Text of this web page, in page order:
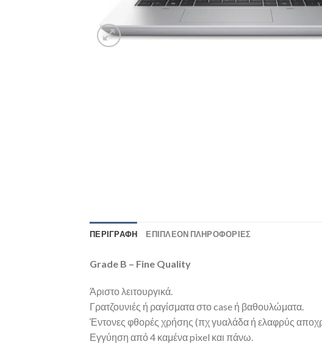
ΠΕΡΙΓΡΑΦΉ ΕΠΙΠΛΈΟΝ ΠΛΗΡΟΦΟΡΊΕΣ
Grade B – Fine Quality
Άριστο λειτουργικά.
Γρατζουνιές ή ραγίσματα στο case ή βαθουλώματα.
Έντονες φθορές χρήσης (πχ γυαλάδα ή ελαφρύς
Εγγύηση από 4 καμένα pixel και πάνω.